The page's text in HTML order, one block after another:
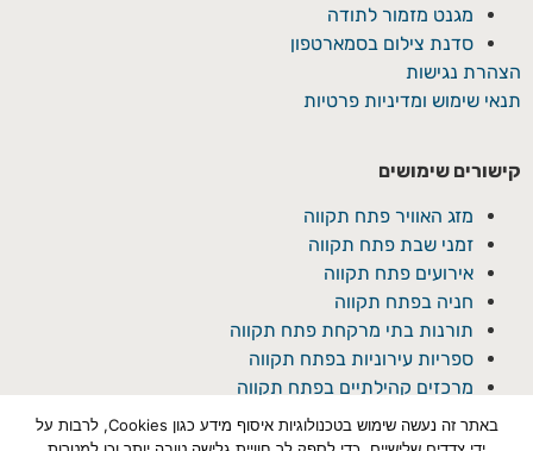
מגנט מזמור לתודה
סדנת צילום בסמארטפון
הצהרת נגישות
תנאי שימוש ומדיניות פרטיות
קישורים שימושים
מזג האוויר פתח תקווה
זמני שבת פתח תקווה
אירועים פתח תקווה
חניה בפתח תקווה
תורנות בתי מרקחת פתח תקווה
ספריות עירוניות בפתח תקווה
מרכזים קהילתיים בפתח תקווה
באתר זה נעשה שימוש בטכנולוגיות איסוף מידע כגון Cookies, לרבות על